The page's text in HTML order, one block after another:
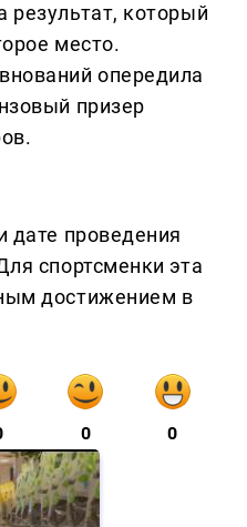
результат, который
место.
опередила
призер
дате проведения
спортсменки эта
достижением в
0 0